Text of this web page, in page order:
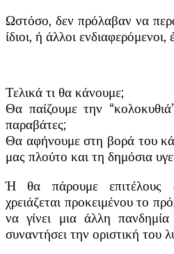
Ωστόσο, δεν πρόλαβαν να
ίδιοι, ή άλλοι
Τελικά τι θα κάνουμε;
Θα παίζουμε την
παραβάτες;
Θα αφήνουμε στη βορά του
μας πλούτο και τη δημόσια
Ή θα πάρουμε επιτέλους
χρειάζεται προκειμένου το
να γίνει μια άλλη
συναντήσει την οριστική του